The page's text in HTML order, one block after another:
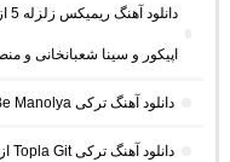
اپیکور و سینا شعبانخانی و
دانلود آهنگ ترکی Ah Be Manolya از بوراک بولوت
دانلود آهنگ ترکی Topla Git از کورتولوش کوش